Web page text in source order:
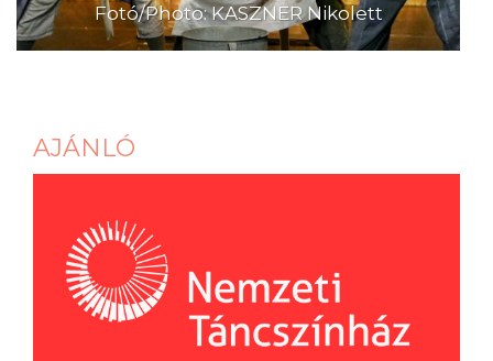
Fotó/Photo: KASZNER Nikolett
AJÁNLÓ